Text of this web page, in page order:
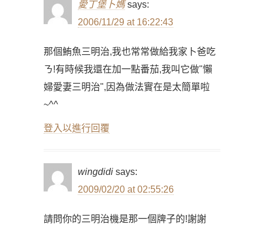
愛丁堡卜媽 says:
2006/11/29 at 16:22:43
那個鮪魚三明治,我也常常做給我家卜爸吃
ㄋ!有時候我還在加一點番茄,我叫它做"懶
婦愛妻三明治",因為做法實在是太簡單啦
~^^
登入以進行回覆
wingdidi says:
2009/02/20 at 02:55:26
請問你的三明治機是那一個牌子的!謝謝